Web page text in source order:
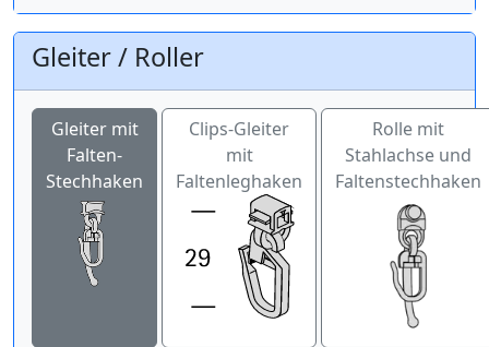
Gleiter / Roller
Gleiter mit
Falten-
Stechhaken
Clips-Gleiter
mit
Faltenleghaken
Rolle mit
Stahlachse und
Faltenstechhaken